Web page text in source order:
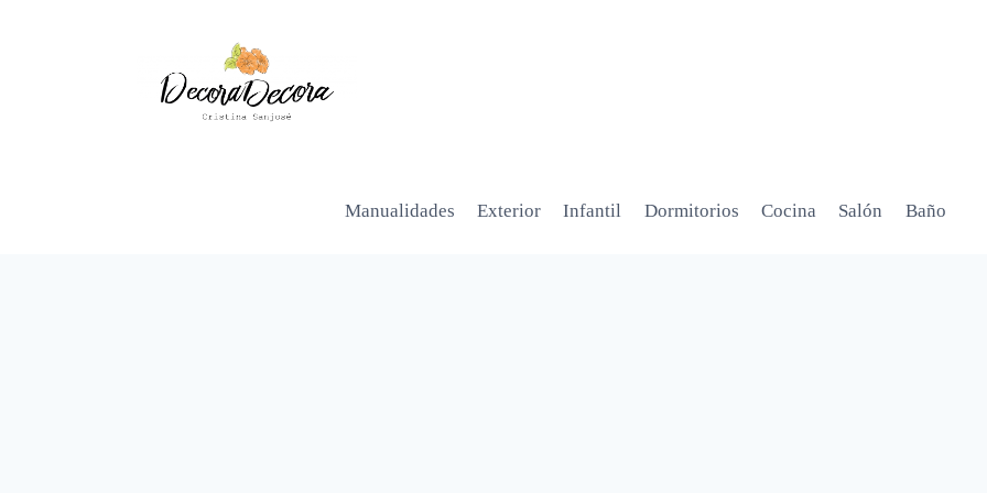
Manualidades Exterior Infantil Dormitorios Cocina Salón Baño